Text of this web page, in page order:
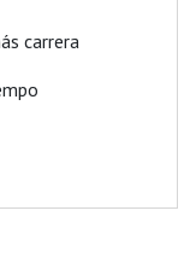
carrera